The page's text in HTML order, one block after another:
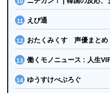
えび通
おたくみくす 声優まとめ
働くモノニュース : 人生
ゆうすけべぶろぐ